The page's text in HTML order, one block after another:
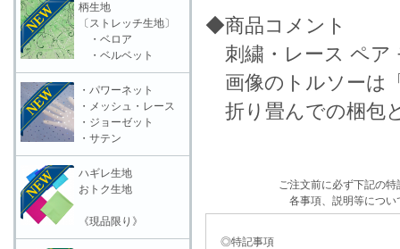
◆商品コメント
刺繍・レース ペア
画像のトルソーは
折り畳んでの梱包
ご注文前に必ず下記の
各事項、説明等につい
◎特記事項
柄生地
〔ストレッチ生地〕
・ベロア
・ベルベット
・パワーネット
・メッシュ・レース
・ジョーゼット
・サテン
ハギレ生地
おトク生地
《現品限り》